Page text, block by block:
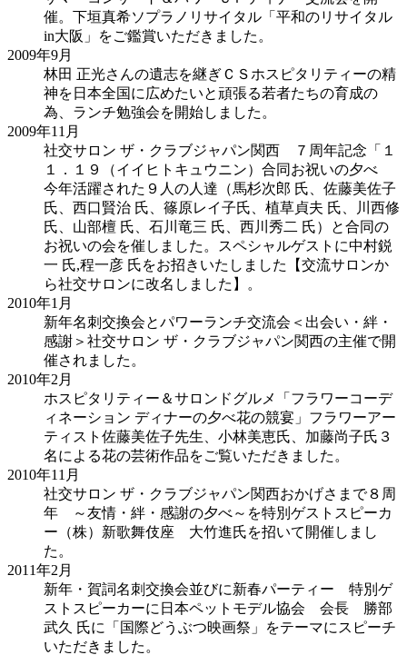
催。下垣真希ソプラノリサイタル「平和のリサイタル
in大阪」をご鑑賞いただきました。
2009年9月
林田 正光さんの遺志を継ぎＣＳホスピタリティーの精
神を日本全国に広めたいと頑張る若者たちの育成の
為、ランチ勉強会を開始しました。
2009年11月
社交サロン ザ・クラブジャパン関西 ７周年記念「１
１．１９（イイヒトキュウニン）合同お祝いの夕べ
今年活躍された９人の人達（馬杉次郎 氏、佐藤美佐子
氏、西口賢治 氏、篠原レイ子氏、植草貞夫 氏、川西修
氏、山部檀 氏、石川竜三 氏、西川秀二 氏）と合同の
お祝いの会を催しました。スペシャルゲストに中村鋭
一 氏,程一彦 氏をお招きいたしました【交流サロンか
ら社交サロンに改名しました】。
2010年1月
新年名刺交換会とパワーランチ交流会＜出会い・絆・
感謝＞社交サロン ザ・クラブジャパン関西の主催で開
催されました。
2010年2月
ホスピタリティー＆サロンドグルメ「フラワーコーデ
ィネーション ディナーの夕べ花の競宴」フラワーアー
ティスト佐藤美佐子先生、小林美恵氏、加藤尚子氏３
名による花の芸術作品をご覧いただきました。
2010年11月
社交サロン ザ・クラブジャパン関西おかげさまで８周
年 ～友情・絆・感謝の夕べ～を特別ゲストスピーカ
ー（株）新歌舞伎座 大竹進氏を招いて開催しまし
た。
2011年2月
新年・賀詞名刺交換会並びに新春パーティー 特別ゲ
ストスピーカーに日本ペットモデル協会 会長 勝部
武久 氏に「国際どうぶつ映画祭」をテーマにスピーチ
いただきました。